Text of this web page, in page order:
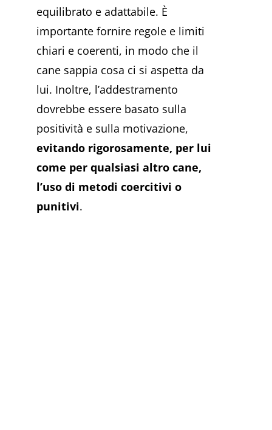
equilibrato e adattabile. È
importante fornire regole e limiti
chiari e coerenti, in modo che il
cane sappia cosa ci si aspetta da
lui. Inoltre, l’addestramento
dovrebbe essere basato sulla
positività e sulla motivazione,
evitando rigorosamente, per lui
come per qualsiasi altro cane,
l’uso di metodi coercitivi o
punitivi.